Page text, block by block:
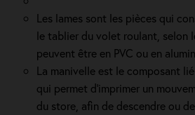
Les lames sont les pièces qui
le tablier du volet roulant, selon
peuvent être en PVC ou en
La manivelle est le composant
qui permet d’imprimer un
du store, afin de descendre ou